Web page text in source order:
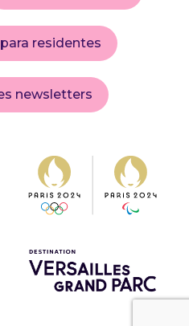
residentes
newsletters